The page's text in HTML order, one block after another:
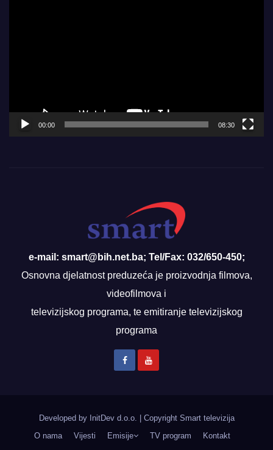
00:00 08:30
e-mail: smart@bih.net.ba; Tel/Fax: 032/650-450;
Osnovna djelatnost preduzeća je proizvodnja filmova,
videofilmova i
televizijskog programa, te emitiranje televizijskog
programa
Developed by InitDev d.o.o.
Copyright Smart televizija
O nama
Vijesti Emisije TV program Kontakt